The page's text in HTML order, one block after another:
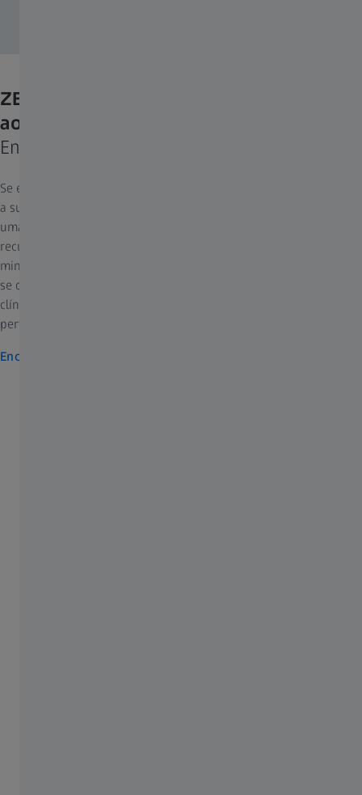
ZEISS SMILE: uma alternativa sem flaps
ao LASIK
Encontre uma clínica perto de si
Se estiver à procura de um procedimento sem flaps para corrigir
a sua visão, a extração lenticular com o ZEISS SMILE pode ser
uma alternativa adequada a si. O ZEISS SMILE permite uma
recuperação rápida associada a procedimentos refrativos
minimamente invasivos. Consulte o seu oftalmologista para saber
se o ZEISS SMILE é adequado para si. Use o nosso localizador de
clínicas para encontrar uma clínica que ofereça ZEISS SMILE
perto de si.
Encontre uma clínica perto de si